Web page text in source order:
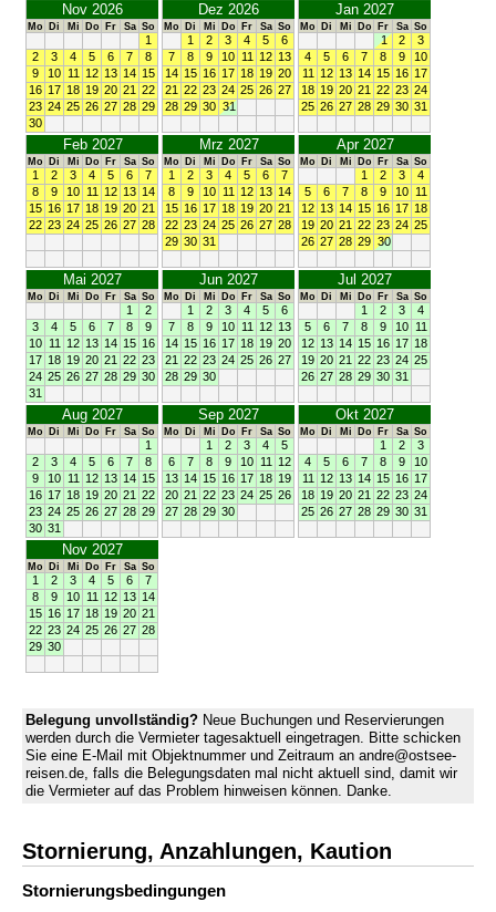
Nov 2026
Mo Di Mi Do Fr Sa So
1
2
3 4 5 6 7
8
9
10 11 12 13 14 15
16 17 18 19 20 21 22
23 24 25 26 27 28 29
30
Dez 2026
Mo Di Mi Do Fr Sa So
1 2 3 4 5
6
7
8 9 10 11 12 13
14 15 16 17 18 19 20
21 22 23 24 25 26 27
28 29 30 31
Jan 2027
Mo Di Mi Do Fr Sa So
1 2
3
4
5 6 7 8 9
10
11 12 13 14 15 16 17
18 19 20 21 22 23 24
25 26 27 28 29 30 31
Feb 2027
Mo Di Mi Do Fr Sa So
1 2 3 4 5 6
7
8
9 10 11 12 13 14
15 16 17 18 19 20 21
22 23 24 25 26 27 28
Mrz 2027
Mo Di Mi Do Fr Sa So
1 2 3 4 5 6
7
8
9 10 11 12 13 14
15 16 17 18 19 20 21
22 23 24 25 26 27 28
29 30 31
Apr 2027
Mo Di Mi Do Fr Sa So
1 2 3
4
5
6 7 8 9 10 11
12 13 14 15 16 17 18
19 20 21 22 23 24 25
26 27 28 29 30
Mai 2027
Mo Di Mi Do Fr Sa So
1
2
3
4 5 6 7 8
9
10 11 12 13 14 15 16
17 18 19 20 21 22 23
24 25 26 27 28 29 30
31
Jun 2027
Mo Di Mi Do Fr Sa So
1 2 3 4 5
6
7
8 9 10 11 12 13
14 15 16 17 18 19 20
21 22 23 24 25 26 27
28 29 30
Jul 2027
Mo Di Mi Do Fr Sa So
1 2 3
4
5
6 7 8 9 10 11
12 13 14 15 16 17 18
19 20 21 22 23 24 25
26 27 28 29 30 31
Aug 2027
Mo Di Mi Do Fr Sa So
1
2
3 4 5 6 7
8
9
10 11 12 13 14 15
16 17 18 19 20 21 22
23 24 25 26 27 28 29
30 31
Sep 2027
Mo Di Mi Do Fr Sa So
1 2 3 4
5
6
7 8 9 10 11 12
13 14 15 16 17 18 19
20 21 22 23 24 25 26
27 28 29 30
Okt 2027
Mo Di Mi Do Fr Sa So
1 2
3
4
5 6 7 8 9
10
11 12 13 14 15 16 17
18 19 20 21 22 23 24
25 26 27 28 29 30 31
Nov 2027
Mo Di Mi Do Fr Sa So
1 2 3 4 5 6
7
8
9 10 11 12 13 14
15 16 17 18 19 20 21
22 23 24 25 26 27 28
29 30
Belegung unvollständig? Neue Buchungen und Reservierungen
werden durch die Vermieter tagesaktuell eingetragen. Bitte schicken
Sie eine E-Mail mit Objektnummer und Zeitraum an andre@ostsee-
reisen.de, falls die Belegungsdaten mal nicht aktuell sind, damit wir
die Vermieter auf das Problem hinweisen können. Danke.
Stornierung, Anzahlungen, Kaution
Stornierungs­bedingungen